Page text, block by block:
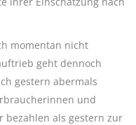
momentan nicht
geht dennoch
gestern abermals
und
bezahlen als gestern zur